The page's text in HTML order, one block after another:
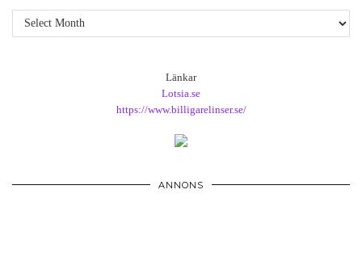
Arkiv
Länkar
Lotsia.se
https://www.billigarelinser.se/
ANNONS